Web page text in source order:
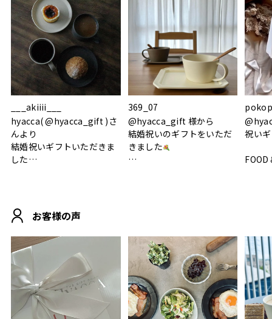
___akiiii___
hyacca( @hyacca_gift )さ
んより
結婚祝いギフトいただきま
した
おうちカフェもお洒落にな
って嬉しい𖠚 ⡱
#hyacca #結婚祝い
369_07
@hyacca_gift 様から
結婚祝いのギフトをいただ
きました
素敵なギフトを
ありがとうございました
#hyacca #結婚祝い
#お祝い #プレゼント
祝い
FOOD
真っ
いい
#結婚
淡色
結婚
色イ
お客様の声